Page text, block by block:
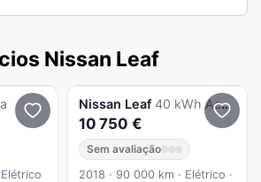
Nissan Leaf
Nissan Leaf 40 kWh Acenta
10 750 €
Sem avaliação
2018 · 90 000 km · Elétrico ·